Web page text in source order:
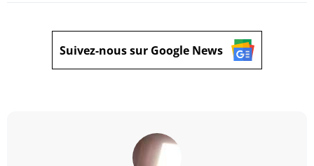
Suivez-nous sur Google News